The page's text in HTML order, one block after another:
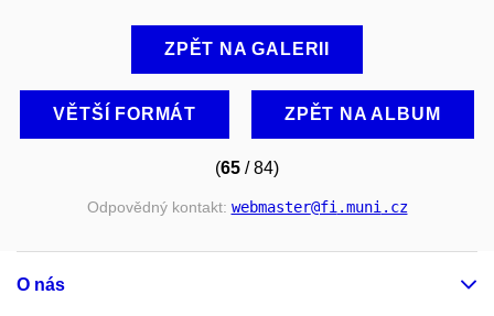
ZPĚT NA GALERII
VĚTŠÍ FORMÁT ZPĚT NA ALBUM
(65 / 84)
Odpovědný kontakt: webmaster@fi.muni.cz
O nás